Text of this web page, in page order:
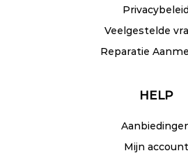
Privacybeleid
Veelgestelde
Reparatie
HELP
Mijn account